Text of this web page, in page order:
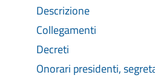
Descrizione
Collegamenti
Decreti
Onorari presidenti,